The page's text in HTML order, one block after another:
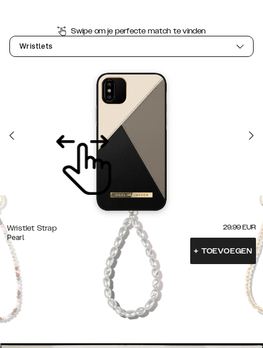
Swipe om je perfecte match te vinden
Wristlets
Wristlet Strap
Pearl
29.99 EUR
+ TOEVOEGEN